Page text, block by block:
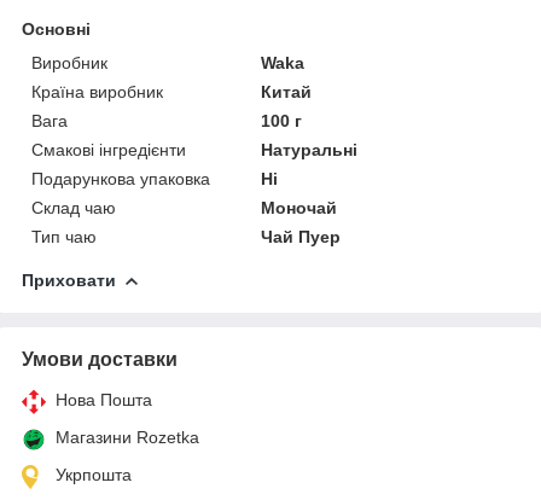
Основні
Виробник
Waka
Країна виробник
Китай
Вага
100 г
Смакові інгредієнти
Натуральні
Подарункова упаковка
Ні
Склад чаю
Моночай
Тип чаю
Чай Пуер
Приховати
Умови доставки
Нова Пошта
Магазини Rozetka
Укрпошта